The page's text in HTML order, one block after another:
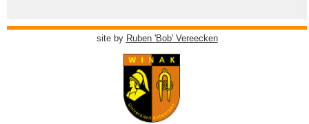
site by Ruben 'Bob' Vereecken